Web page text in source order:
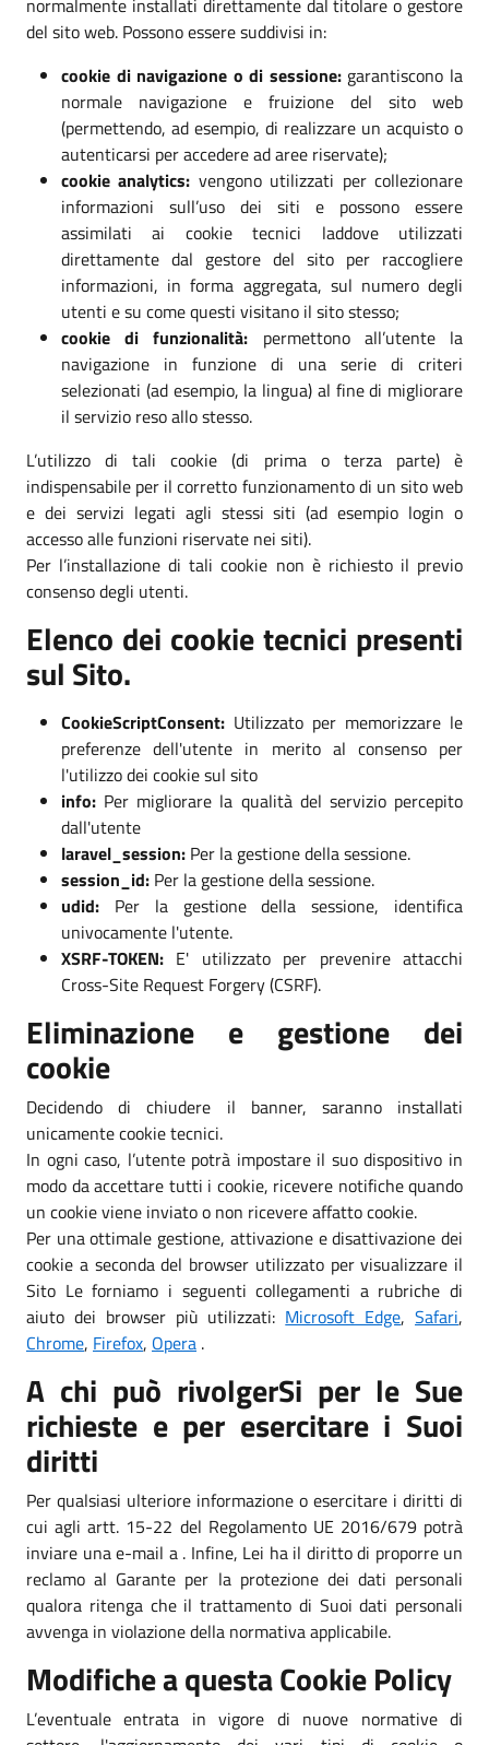
del sito web. Possono essere suddivisi in:
cookie di navigazione o di sessione:garantiscono la
normale navigazione e fruizione del sito web
(permettendo, ad esempio, di realizzare un acquisto o
autenticarsi per accedere ad aree riservate);
cookie analytics: vengono utilizzati per collezionare
informazioni sull’uso dei siti e possono essere
assimilati ai cookie tecnici laddove utilizzati
direttamente dal gestore del sito per raccogliere
informazioni, in forma aggregata, sul numero degli
utenti e su come questi visitano il sito stesso;
cookie di funzionalità: permettono all’utente la
navigazione in funzione di una serie di criteri
selezionati (ad esempio, la lingua) al fine di migliorare
il servizio reso allo stesso.
L’utilizzo di tali cookie (di prima o terza parte) è
indispensabile per il corretto funzionamento di un sito web
e dei servizi legati agli stessi siti (ad esempio login o
accesso alle funzioni riservate nei siti).
Per l’installazione di tali cookie non è richiesto il previo
consenso degli utenti.
Elenco dei cookie tecnici presenti
sul Sito.
CookieScriptConsent: Utilizzato per memorizzare le
preferenze dell'utente in merito al consenso per
l'utilizzo dei cookie sul sito
info: Per migliorare la qualità del servizio percepito
dall'utente
laravel_session: Per la gestione della sessione.
session_id: Per la gestione della sessione.
udid: Per la gestione della sessione, identifica
univocamente l'utente.
XSRF-TOKEN: E' utilizzato per prevenire attacchi
Cross-Site Request Forgery (CSRF).
Eliminazione e gestione dei
cookie
Decidendo di chiudere il banner, saranno installati
unicamente cookie tecnici.
In ogni caso, l’utente potrà impostare il suo dispositivo in
modo da accettare tutti i cookie, ricevere notifiche quando
un cookie viene inviato o non ricevere affatto cookie.
Per una ottimale gestione, attivazione e disattivazione dei
cookie a seconda del browser utilizzato per visualizzare il
Sito Le forniamo i seguenti collegamenti a rubriche di
aiuto dei browser più utilizzati: Microsoft Edge,Safari,
Chrome, Firefox, Opera .
A chi può rivolgerSi per le Sue
richieste e per esercitare i Suoi
diritti
Per qualsiasi ulteriore informazione o esercitare i diritti di
cui agli artt. 15-22 del Regolamento UE 2016/679 potrà
inviare una e-mail a . Infine, Lei ha il diritto di proporre un
reclamo al Garante per la protezione dei dati personali
qualora ritenga che il trattamento di Suoi dati personali
avvenga in violazione della normativa applicabile.
Modifiche a questa Cookie Policy
L’eventuale entrata in vigore di nuove normative di